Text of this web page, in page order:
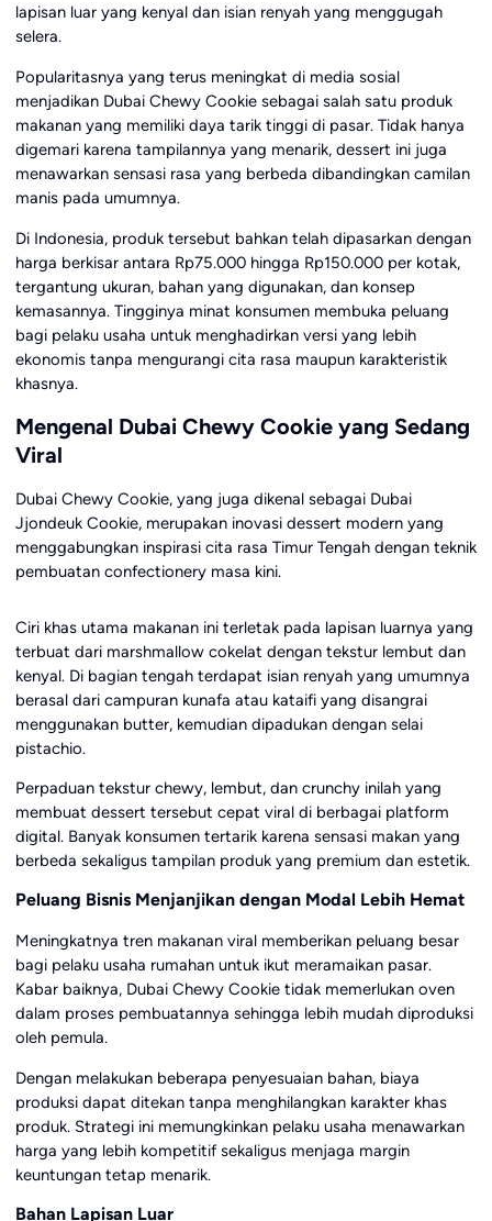
lapisan luar yang kenyal dan isian renyah yang menggugah
selera.
Popularitasnya yang terus meningkat di media sosial
menjadikan Dubai Chewy Cookie sebagai salah satu produk
makanan yang memiliki daya tarik tinggi di pasar. Tidak hanya
digemari karena tampilannya yang menarik, dessert ini juga
menawarkan sensasi rasa yang berbeda dibandingkan camilan
manis pada umumnya.
Di Indonesia, produk tersebut bahkan telah dipasarkan dengan
harga berkisar antara Rp75.000 hingga Rp150.000 per kotak,
tergantung ukuran, bahan yang digunakan, dan konsep
kemasannya. Tingginya minat konsumen membuka peluang
bagi pelaku usaha untuk menghadirkan versi yang lebih
ekonomis tanpa mengurangi cita rasa maupun karakteristik
khasnya.
Mengenal Dubai Chewy Cookie yang Sedang
Viral
Dubai Chewy Cookie, yang juga dikenal sebagai Dubai
Jjondeuk Cookie, merupakan inovasi dessert modern yang
menggabungkan inspirasi cita rasa Timur Tengah dengan teknik
pembuatan confectionery masa kini.
Ciri khas utama makanan ini terletak pada lapisan luarnya yang
terbuat dari marshmallow cokelat dengan tekstur lembut dan
kenyal. Di bagian tengah terdapat isian renyah yang umumnya
berasal dari campuran kunafa atau kataifi yang disangrai
menggunakan butter, kemudian dipadukan dengan selai
pistachio.
Perpaduan tekstur chewy, lembut, dan crunchy inilah yang
membuat dessert tersebut cepat viral di berbagai platform
digital. Banyak konsumen tertarik karena sensasi makan yang
berbeda sekaligus tampilan produk yang premium dan estetik.
Peluang Bisnis Menjanjikan dengan Modal Lebih Hemat
Meningkatnya tren makanan viral memberikan peluang besar
bagi pelaku usaha rumahan untuk ikut meramaikan pasar.
Kabar baiknya, Dubai Chewy Cookie tidak memerlukan oven
dalam proses pembuatannya sehingga lebih mudah diproduksi
oleh pemula.
Dengan melakukan beberapa penyesuaian bahan, biaya
produksi dapat ditekan tanpa menghilangkan karakter khas
produk. Strategi ini memungkinkan pelaku usaha menawarkan
harga yang lebih kompetitif sekaligus menjaga margin
keuntungan tetap menarik.
Bahan Lapisan Luar